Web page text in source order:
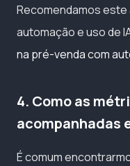
Recomendamos
automação e uso de
na pré-venda com
4. Como as
acompanhadas
É comum